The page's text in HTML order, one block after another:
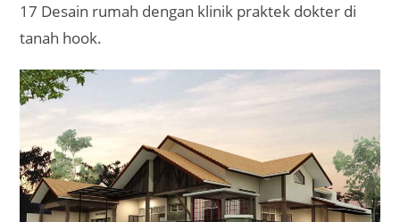
17 Desain rumah dengan klinik praktek dokter di
tanah hook.